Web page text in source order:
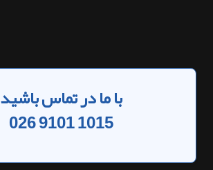
با ما در تماس باشید
026 9101 1015